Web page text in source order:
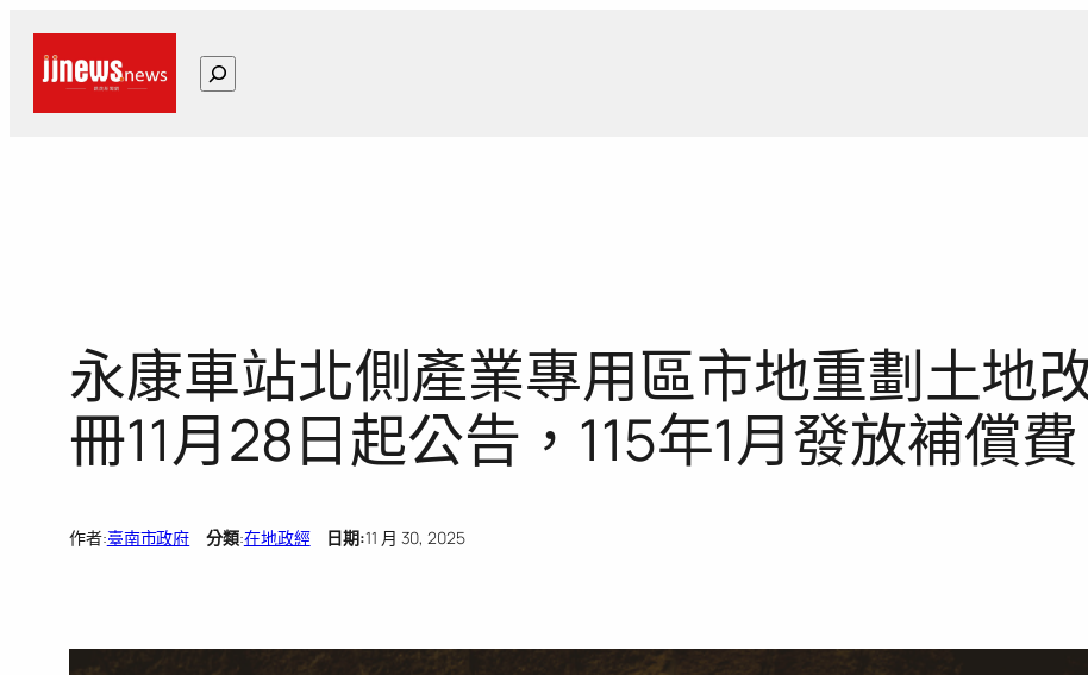
跳
搜
永康車站北側產業專用區市地重劃土地
冊11月28日起公告，115年1月發放補償費
作者:臺南市政府 分類:在地政經日期:11 月 30, 2025